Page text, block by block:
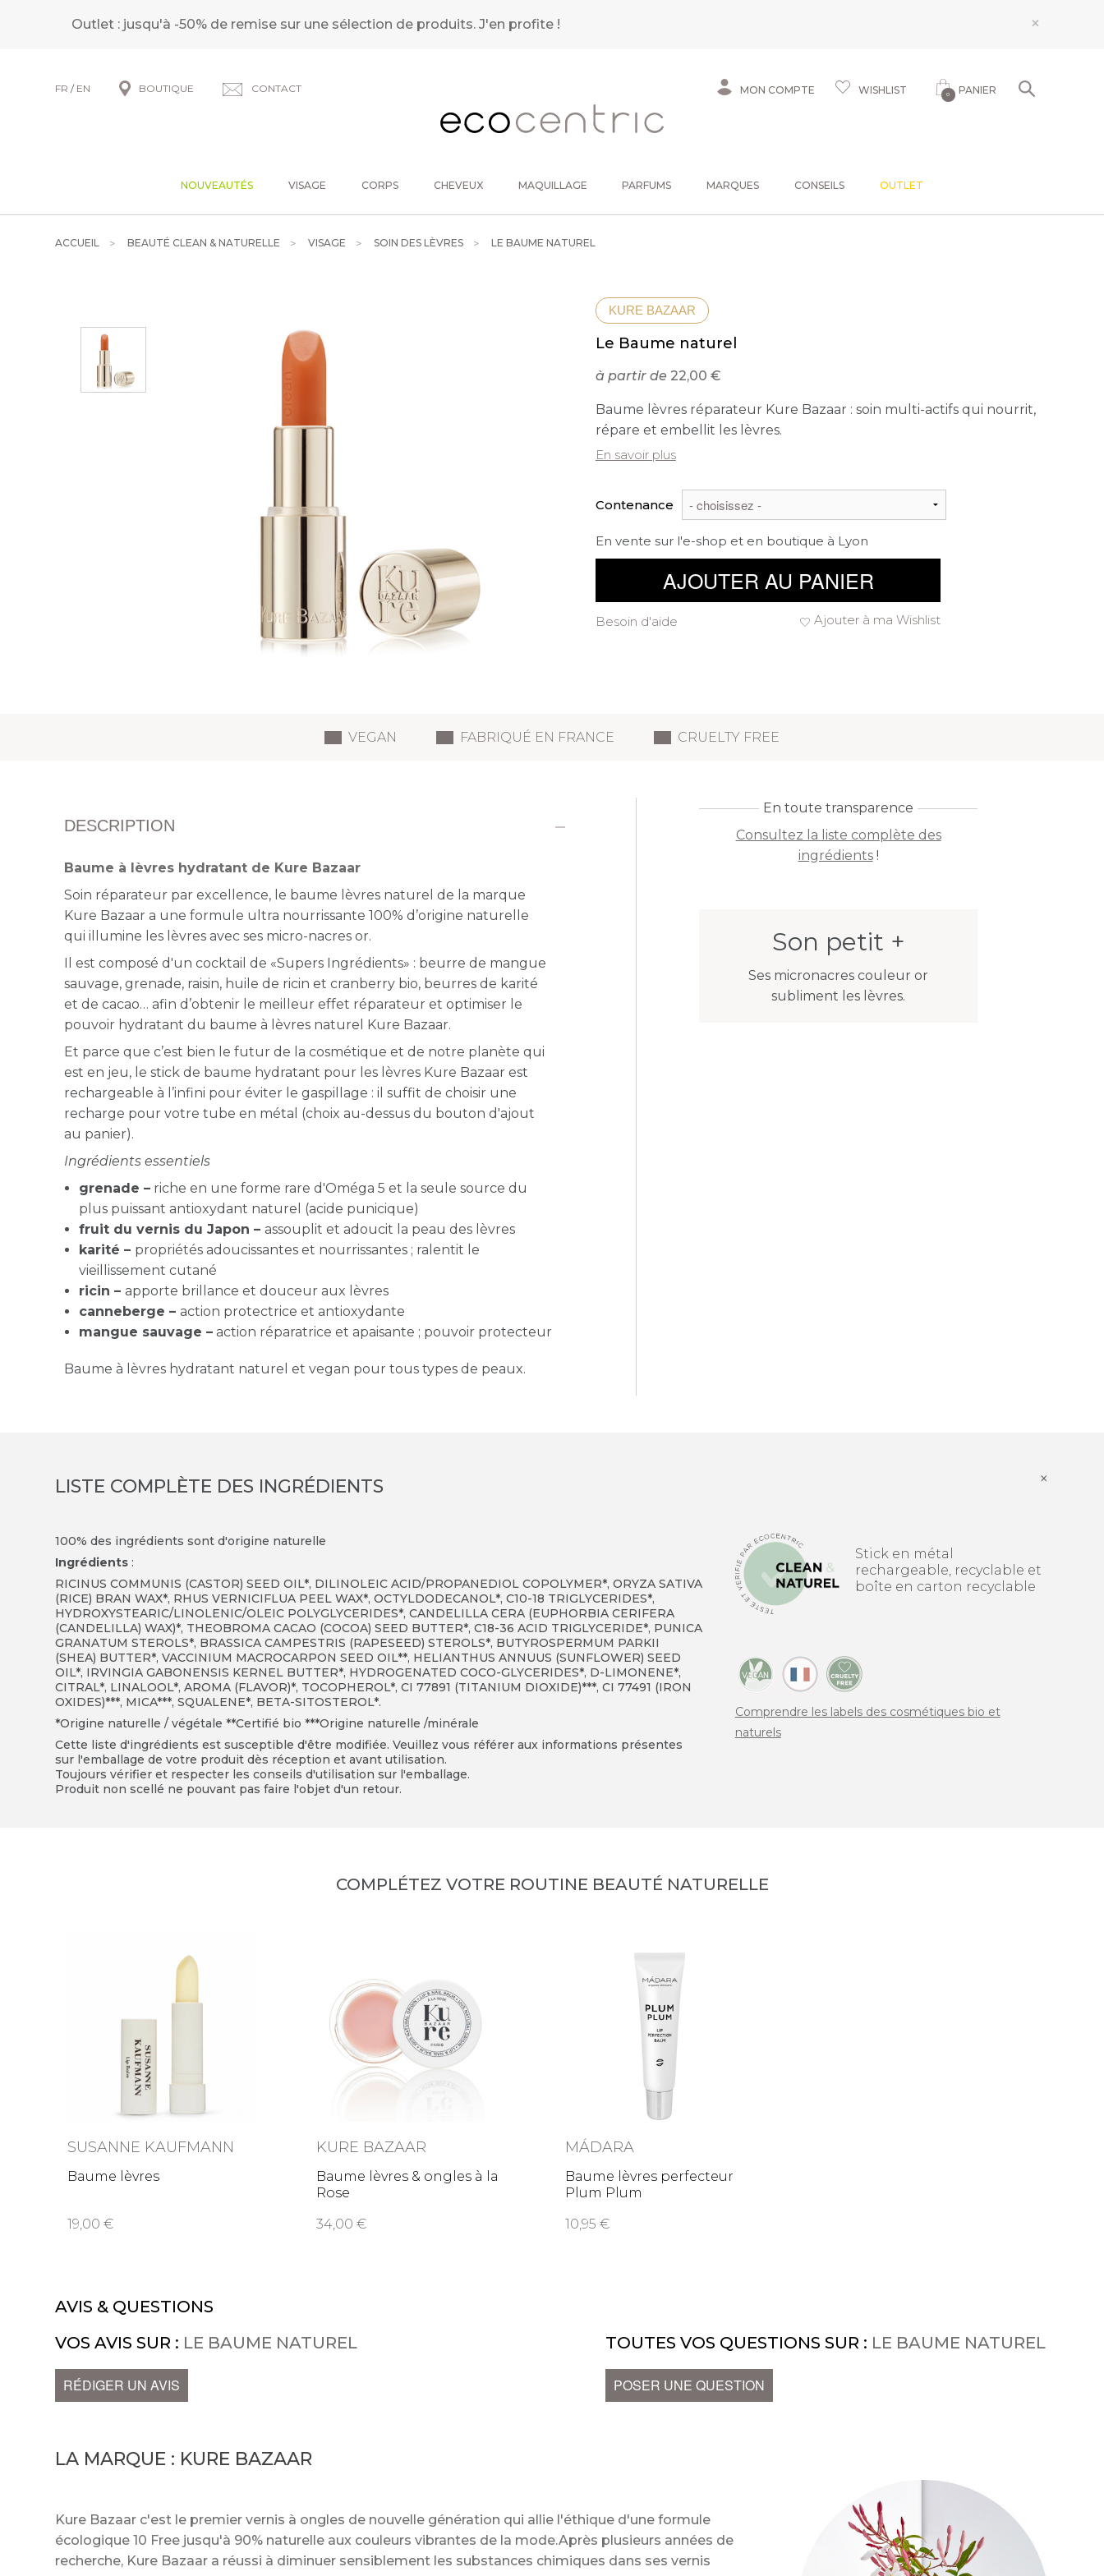
Outlet : jusqu'à -50% de remise sur une sélection de produits.J'en profite ! ×
FR / EN BOUTIQUE CONTACT MON COMPTE WISHLIST 0 PANIER
NOUVEAUTÉS VISAGE CORPS CHEVEUX MAQUILLAGE PARFUMS MARQUES CONSEILS OUTLET
ACCUEIL BEAUTÉ CLEAN & NATURELLE VISAGE SOIN DES LÈVRES LE BAUME NATUREL
KURE BAZAAR
Le Baume naturel
à partir de22,00
Baume lèvres réparateur Kure Bazaar : soin multi-actifs qui nourrit,
répare et embellit les lèvres.
En savoir plus
Contenance
En vente sur l'e-shop et en boutique à Lyon
AJOUTER AU PANIER
Ajouter à ma Wishlist
Besoin d'aide
VEGAN FABRIQUÉ EN FRANCE CRUELTY FREE
DESCRIPTION
Baume à lèvres hydratant de Kure Bazaar
Soin réparateur par excellence, le baume lèvres naturel de la marque
Kure Bazaar a une formule ultra nourrissante 100% d’origine naturelle
qui illumine les lèvres avec ses micro-nacres or.
Il est composé d'un cocktail de «Supers Ingrédients» : beurre de mangue
sauvage, grenade, raisin, huile de ricin et cranberry bio, beurres de karité
et de cacao… afin d’obtenir le meilleur effet réparateur et optimiser le
pouvoir hydratant du baume à lèvres naturel Kure Bazaar.
Et parce que c’est bien le futur de la cosmétique et de notre planète qui
est en jeu, le stick de baume hydratant pour les lèvres Kure Bazaar est
rechargeable à l’infini pour éviter le gaspillage : il suffit de choisir une
recharge pour votre tube en métal (choix au-dessus du bouton d'ajout
au panier).
Ingrédients essentiels
grenade – riche en une forme rare d'Oméga 5 et la seule source du
plus puissant antioxydant naturel (acide punicique)
fruit du vernis du Japon – assouplit et adoucit la peau des lèvres
karité – propriétés adoucissantes et nourrissantes ; ralentit le
vieillissement cutané
ricin – apporte brillance et douceur aux lèvres
canneberge – action protectrice et antioxydante
mangue sauvage –action réparatrice et apaisante ; pouvoir protecteur
Baume à lèvres hydratant naturel et vegan pour tous types de peaux.
En toute transparence
Consultez la liste complète des
ingrédients!
Son petit +
Ses micronacres couleur or
subliment les lèvres.
LISTE COMPLÈTE DES INGRÉDIENTS ×
100% des ingrédients sont d'origine naturelle
Ingrédients :
RICINUS COMMUNIS (CASTOR) SEED OIL*, DILINOLEIC ACID/PROPANEDIOL COPOLYMER*, ORYZA SATIVA
(RICE) BRAN WAX*, RHUS VERNICIFLUA PEEL WAX*, OCTYLDODECANOL*, C10-18 TRIGLYCERIDES*,
HYDROXYSTEARIC/LINOLENIC/OLEIC POLYGLYCERIDES*, CANDELILLA CERA (EUPHORBIA CERIFERA
(CANDELILLA) WAX)*, THEOBROMA CACAO (COCOA) SEED BUTTER*, C18-36 ACID TRIGLYCERIDE*, PUNICA
GRANATUM STEROLS*, BRASSICA CAMPESTRIS (RAPESEED) STEROLS*, BUTYROSPERMUM PARKII
(SHEA) BUTTER*, VACCINIUM MACROCARPON SEED OIL**, HELIANTHUS ANNUUS (SUNFLOWER) SEED
OIL*, IRVINGIA GABONENSIS KERNEL BUTTER*, HYDROGENATED COCO-GLYCERIDES*, D-LIMONENE*,
CITRAL*, LINALOOL*, AROMA (FLAVOR)*, TOCOPHEROL*, CI 77891 (TITANIUM DIOXIDE)***, CI 77491 (IRON
OXIDES)***, MICA***, SQUALENE*, BETA-SITOSTEROL*.
*Origine naturelle / végétale **Certifié bio ***Origine naturelle /minérale
Cette liste d'ingrédients est susceptible d'être modifiée. Veuillez vous référer aux informations présentes
sur l'emballage de votre produit dès réception et avant utilisation.
Toujours vérifier et respecter les conseils d'utilisation sur l'emballage.
Produit non scellé ne pouvant pas faire l'objet d'un retour.
Stick en métal
rechargeable, recyclable et
boîte en carton recyclable
Comprendre les labels des cosmétiques bio et
naturels
COMPLÉTEZ VOTRE ROUTINE BEAUTÉ NATURELLE
SUSANNE KAUFMANN
Baume lèvres
19,00
KURE BAZAAR
Baume lèvres & ongles à la
Rose
34,00
MÁDARA
Baume lèvres perfecteur
Plum Plum
10,95
AVIS & QUESTIONS
VOS AVIS SUR : LE BAUME NATUREL
RÉDIGER UN AVIS
TOUTES VOS QUESTIONS SUR : LE BAUME NATUREL
POSER UNE QUESTION
LA MARQUE : KURE BAZAAR
Kure Bazaar c'est le premier vernis à ongles de nouvelle génération qui allie l'éthique d'une formule
écologique 10 Free jusqu'à 90% naturelle aux couleurs vibrantes de la mode.Après plusieurs années de
recherche, Kure Bazaar a réussi à diminuer sensiblement les substances chimiques dans ses vernis